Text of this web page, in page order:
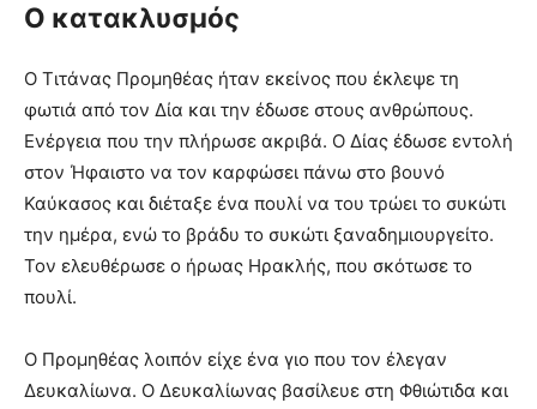
Ο κατακλυσμός
Ο Τιτάνας Προμηθέας ήταν εκείνος που έκλεψε τη
φωτιά από τον Δία και την έδωσε στους ανθρώπους.
Ενέργεια που την πλήρωσε ακριβά. Ο Δίας έδωσε εντολή
στον Ήφαιστο να τον καρφώσει πάνω στο βουνό
Καύκασος και διέταξε ένα πουλί να του τρώει το συκώτι
την ημέρα, ενώ το βράδυ το συκώτι ξαναδημιουργείτο.
Τον ελευθέρωσε ο ήρωας Ηρακλής, που σκότωσε το
πουλί.
Ο Προμηθέας λοιπόν είχε ένα γιο που τον έλεγαν
Δευκαλίωνα. Ο Δευκαλίωνας βασίλευε στη Φθιώτιδα και